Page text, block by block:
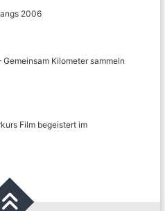
2006
Gemeinsam Kilometer sammeln
Film begeistert im